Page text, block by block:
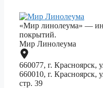
«Мир линолеума» —
покрытий.
Мир Линолеума
660077, г. Красноярск,
660010, г. Красноярск,
стр. 39